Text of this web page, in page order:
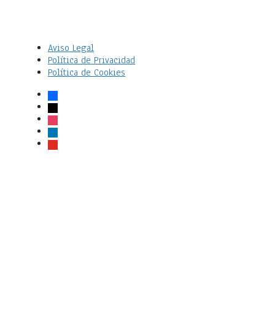
Aviso Legal
Política de Privacidad
Política de Cookies
facebook
x
instagram
linkedin
youtube